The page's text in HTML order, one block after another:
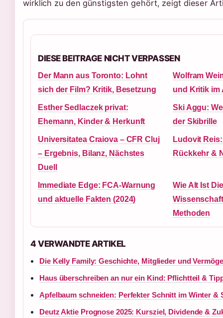
wirklich zu den günstigsten gehört, zeigt dieser
DIESE BEITRAGE NICHT VERPASSEN
Der Mann aus Toronto: Lohnt
sich der Film? Kritik, Besetzung
Wolfram
und Kritik im
Esther Sedlaczek privat:
Ehemann, Kinder & Herkunft
Ski Aggu:
der Skibrille
Universitatea Craiova – CFR Cluj
– Ergebnis, Bilanz, Nächstes
Duell
Ludovit
Rückkehr &
Immediate Edge: FCA-Warnung
und aktuelle Fakten (2024)
Wie Alt Ist
Methoden
4 VERWANDTE ARTIKEL
Die Kelly Family: Geschichte, Mitglieder und
Haus überschreiben an nur ein Kind: Pflichtteil &
Apfelbaum schneiden: Perfekter Schnitt im Winter &
Deutz Aktie Prognose 2025: Kursziel, Dividende &